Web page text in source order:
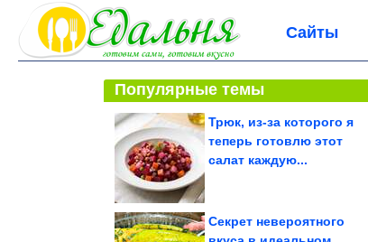
Сайты
Популярные темы
Трюк, из-за которого я
теперь готовлю этот
салат каждую...
Секрет невероятного